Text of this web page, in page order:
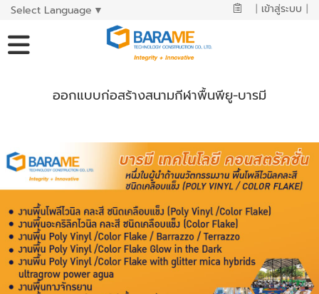
Select Language ▼ | เข้าสู่ระบบ |
ออกแบบก่อสร้างสนามกีฬาพื้นพียู-บารมี